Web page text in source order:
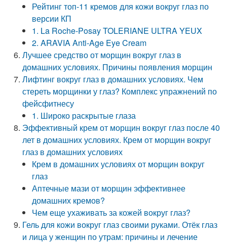
Рейтинг топ-11 кремов для кожи вокруг глаз по
версии КП
1. La Roche-Posay TOLERIANE ULTRA YEUX
2. ARAVIA Anti-Age Eye Cream
Лучшее средство от морщин вокруг глаз в
домашних условиях. Причины появления морщин
Лифтинг вокруг глаз в домашних условиях. Чем
стереть морщинки у глаз? Комплекс упражнений по
фейсфитнесу
1. Широко раскрытые глаза
Эффективный крем от морщин вокруг глаз после 40
лет в домашних условиях. Крем от морщин вокруг
глаз в домашних условиях
Крем в домашних условиях от морщин вокруг
глаз
Аптечные мази от морщин эффективнее
домашних кремов?
Чем еще ухаживать за кожей вокруг глаз?
Гель для кожи вокруг глаз своими руками. Отёк глаз
и лица у женщин по утрам: причины и лечение